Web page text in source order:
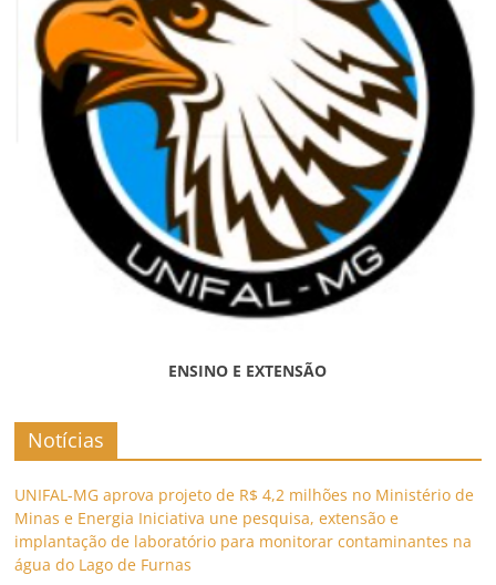
ENSINO E EXTENSÃO
Notícias
UNIFAL-MG aprova projeto de R$ 4,2 milhões no Ministério de
Minas e Energia Iniciativa une pesquisa, extensão e
implantação de laboratório para monitorar contaminantes na
água do Lago de Furnas